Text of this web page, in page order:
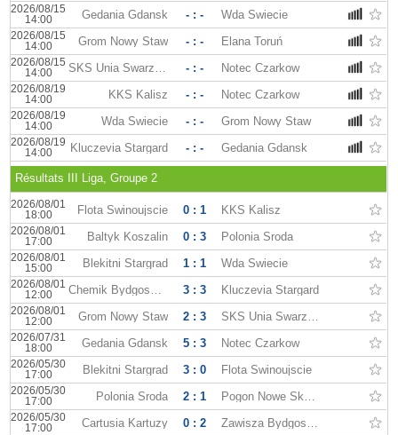
2026/08/15
14:00
Gedania Gdansk - : - Wda Swiecie
2026/08/15
14:00
Grom Nowy Staw - : - Elana Toruń
2026/08/15
14:00
SKS Unia Swarzedz - : - Notec Czarkow
2026/08/19
14:00
KKS Kalisz - : - Notec Czarkow
2026/08/19
14:00
Wda Swiecie - : - Grom Nowy Staw
2026/08/19
14:00
Kluczevia Stargard - : - Gedania Gdansk
Résultats III Liga, Groupe 2
2026/08/01
18:00
Flota Swinoujscie 0 : 1 KKS Kalisz
2026/08/01
17:00
Baltyk Koszalin 0 : 3 Polonia Sroda
2026/08/01
15:00
Blekitni Stargrad 1 : 1 Wda Swiecie
2026/08/01
12:00
Chemik Bydgoszcz 3 : 3 Kluczevia Stargard
2026/08/01
12:00
Grom Nowy Staw 2 : 3 SKS Unia Swarzedz
2026/07/31
18:00
Gedania Gdansk 5 : 3 Notec Czarkow
2026/05/30
17:00
Blekitni Stargrad 3 : 0 Flota Swinoujscie
2026/05/30
17:00
Polonia Sroda 2 : 1 Pogon Nowe Skalmierzyce
2026/05/30
17:00
Cartusia Kartuzy 0 : 2 Zawisza Bydgoszcz